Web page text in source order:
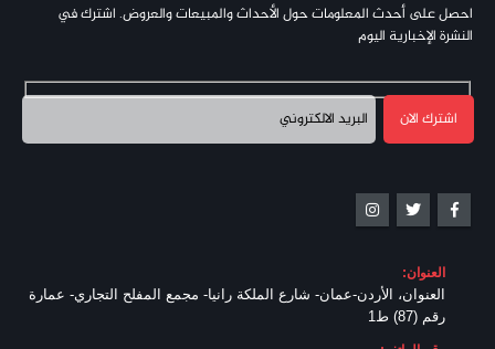
احصل على أحدث المعلومات حول الأحداث والمبيعات والعروض. اشترك في
النشرة الإخبارية اليوم
العنوان:
العنوان، الأردن-عمان- شارع الملكة رانيا- مجمع المفلح التجاري- عمارة
رقم (87) ط1